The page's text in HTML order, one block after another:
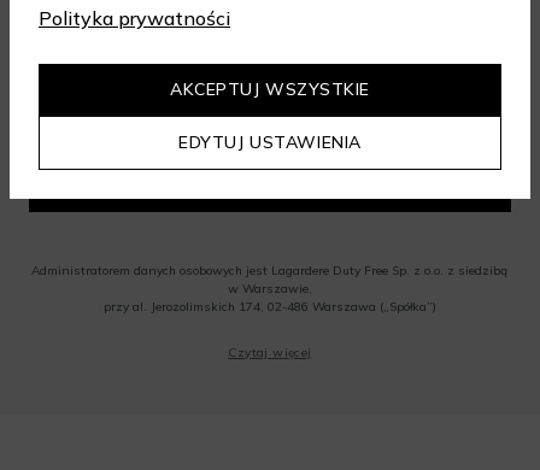
Administratorem danych osobowych jest Lagardere Duty Free Sp. z o.o. z siedzibą
w Warszawie,
przy al. Jerozolimskich 174, 02-486 Warszawa („Spółka”)
o.o. informacji handlowych, w tym newslettera, informacji o promocjach i
Czytaj więcej
Polityka prywatności
EDYTUJ USTAWIENIA
AKCEPTUJ WSZYSTKIE